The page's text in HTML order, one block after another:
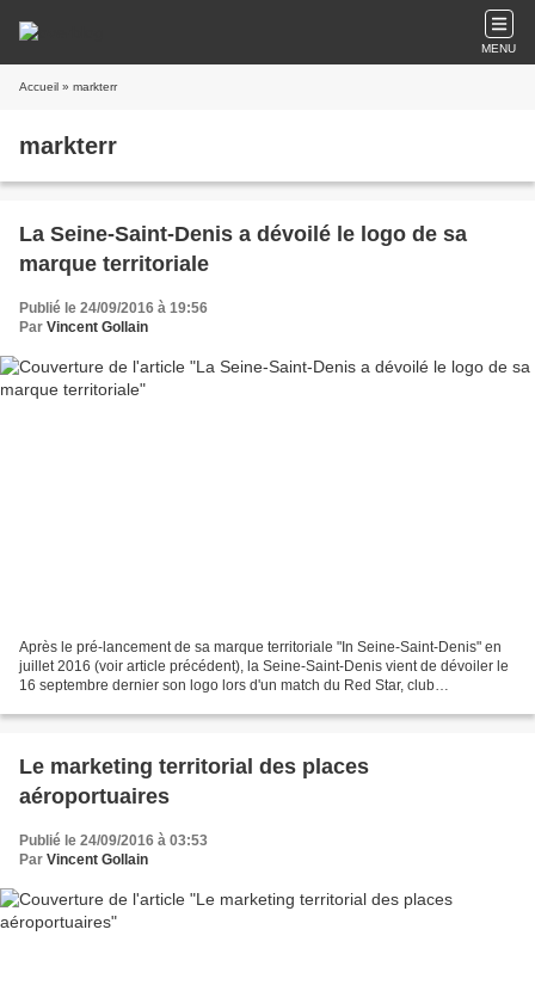
MENU
Accueil » markterr
markterr
La Seine-Saint-Denis a dévoilé le logo de sa
marque territoriale
Publié le 24/09/2016 à 19:56
Par Vincent Gollain
Après le pré-lancement de sa marque territoriale "In Seine-Saint-Denis" en
juillet 2016 (voir article précédent), la Seine-Saint-Denis vient de dévoiler le
16 septembre dernier son logo lors d'un match du Red Star, club
Le marketing territorial des places
aéroportuaires
Publié le 24/09/2016 à 03:53
Par Vincent Gollain